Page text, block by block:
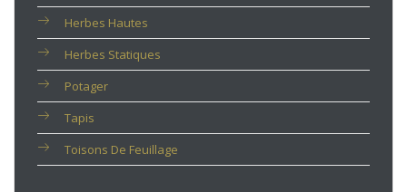
Herbes Hautes
Herbes Statiques
Potager
Tapis
Toisons De Feuillage